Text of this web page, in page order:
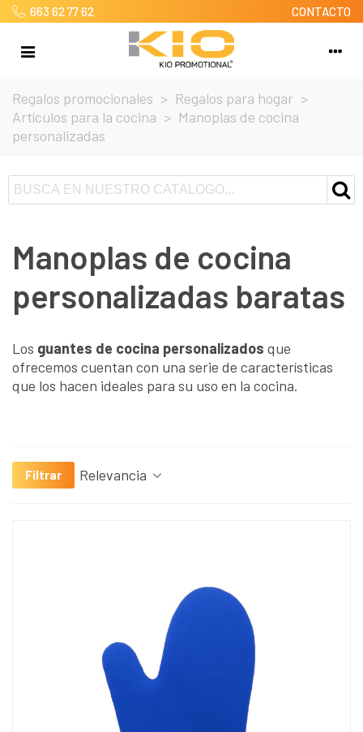
663 62 77 62 CONTACTO
Regalos promocionales > Regalos para hogar >
Artículos para la cocina > Manoplas de cocina
personalizadas
Manoplas de cocina
personalizadas baratas
Los guantes de cocina personalizados que
ofrecemos cuentan con una serie de características
que los hacen ideales para su uso en la cocina.
Filtrar Relevancia